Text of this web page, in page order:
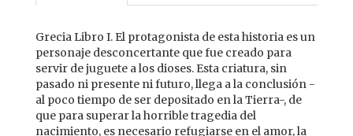
Grecia Libro I. El protagonista de esta historia es un
personaje desconcertante que fue creado para
servir de juguete a los dioses. Esta criatura, sin
pasado ni presente ni futuro, llega a la conclusión -
al poco tiempo de ser depositado en la Tierra-, de
que para superar la horrible tragedia del
nacimiento, es necesario refugiarse en el amor, la